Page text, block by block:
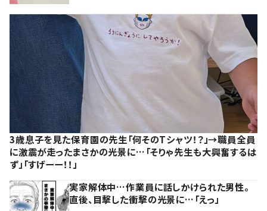
3歳息子を見た保育園の先生「何そのTシャツ！？」→職員全員
に激震が走ったまさかの光景に…「そりゃ先生も大興奮するは
ず」「すげーー！！」
実家解体中…作業員に話しかけられた男性。
直後、目撃した衝撃の光景に…「えっ」